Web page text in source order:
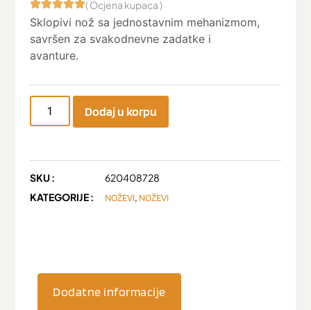
( Ocjena kupaca )
Sklopivi nož sa jednostavnim mehanizmom,
savršen za svakodnevne zadatke i
avanture.
Dodaj u korpu
SKU :
620408728
KATEGORIJE :
NOŽEVI, NOŽEVI
Dodatne informacije